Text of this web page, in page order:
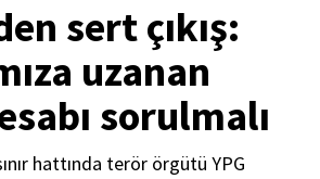
sert çıkış:
uzanan
sorulmalı
hattında terör örgütü YPG